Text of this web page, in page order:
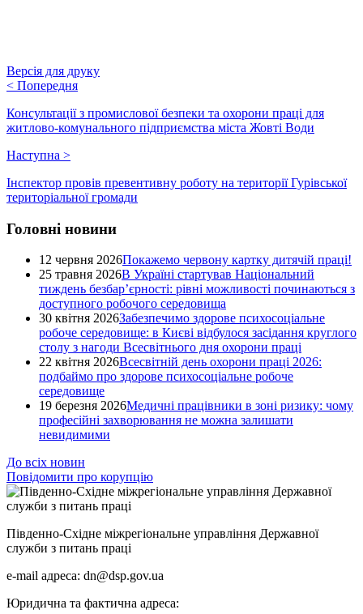
Версія для друку
< Попередня
Консультації з промислової безпеки та охорони праці для
житлово-комунального підприємства міста Жовті Води
Наступна >
Інспектор провів превентивну роботу на території Гурівської
територіальної громади
Головні новини
12 червня 2026Покажемо червону картку дитячій праці!
25 травня 2026В Україні стартував Національний
тиждень безбар’єрності: рівні можливості починаються з
доступного робочого середовища
30 квітня 2026Забезпечимо здорове психосоціальне
робоче середовище: в Києві відбулося засідання круглого
столу з нагоди Всесвітнього дня охорони праці
22 квітня 2026Всесвітній день охорони праці 2026:
подбаймо про здорове психосоціальне робоче
середовище
19 березня 2026Медичні працівники в зоні ризику: чому
професійні захворювання не можна залишати
невидимими
До всіх новин
Повідомити про корупцію
Південно-Східне міжрегіональне управління Державної
служби з питань праці
e-mail адреса: dn@dsp.gov.ua
Юридична та фактична адреса: